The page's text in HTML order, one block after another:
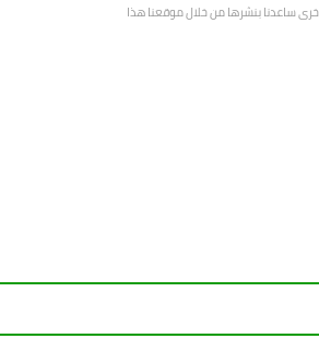
ساعدنا بنشرها من خلال موقعنا هذا